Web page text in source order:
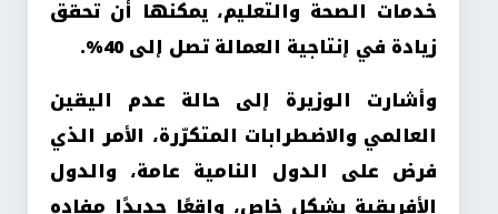
خدمات الصحة والتعليم، يمكنها أن تحقق
زيادة في إنتاجية العمالة تصل إلى 40
%.
وأشارت الوزيرة إلى حالة عدم اليقين
العالمي والاضطرابات المتكرّرة، الأمر الذي
فرض على الدول النامية عامة، والدول